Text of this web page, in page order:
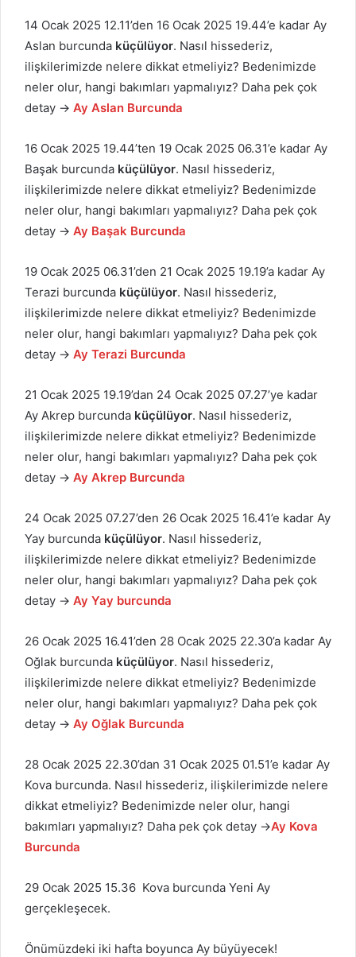
14 Ocak 2025 12.11’den 16 Ocak 2025 19.44’e kadar Ay
Aslan burcunda küçülüyor. Nasıl hissederiz,
ilişkilerimizde nelere dikkat etmeliyiz? Bedenimizde
neler olur, hangi bakımları yapmalıyız? Daha pek çok
detay → Ay Aslan Burcunda
16 Ocak 2025 19.44’ten 19 Ocak 2025 06.31’e kadar Ay
Başak burcunda küçülüyor. Nasıl hissederiz,
ilişkilerimizde nelere dikkat etmeliyiz? Bedenimizde
neler olur, hangi bakımları yapmalıyız? Daha pek çok
detay → Ay Başak Burcunda
19 Ocak 2025 06.31’den 21 Ocak 2025 19.19’a kadar Ay
Terazi burcunda küçülüyor. Nasıl hissederiz,
ilişkilerimizde nelere dikkat etmeliyiz? Bedenimizde
neler olur, hangi bakımları yapmalıyız? Daha pek çok
detay → Ay Terazi Burcunda
21 Ocak 2025 19.19’dan 24 Ocak 2025 07.27’ye kadar
Ay Akrep burcunda küçülüyor. Nasıl hissederiz,
ilişkilerimizde nelere dikkat etmeliyiz? Bedenimizde
neler olur, hangi bakımları yapmalıyız? Daha pek çok
detay → Ay Akrep Burcunda
24 Ocak 2025 07.27’den 26 Ocak 2025 16.41’e kadar Ay
Yay burcunda küçülüyor. Nasıl hissederiz,
ilişkilerimizde nelere dikkat etmeliyiz? Bedenimizde
neler olur, hangi bakımları yapmalıyız? Daha pek çok
detay → Ay Yay burcunda
26 Ocak 2025 16.41’den 28 Ocak 2025 22.30’a kadar Ay
Oğlak burcunda küçülüyor. Nasıl hissederiz,
ilişkilerimizde nelere dikkat etmeliyiz? Bedenimizde
neler olur, hangi bakımları yapmalıyız? Daha pek çok
detay → Ay Oğlak Burcunda
28 Ocak 2025 22.30’dan 31 Ocak 2025 01.51’e kadar Ay
Kova burcunda. Nasıl hissederiz, ilişkilerimizde nelere
dikkat etmeliyiz? Bedenimizde neler olur, hangi
bakımları yapmalıyız? Daha pek çok detay →Ay Kova
Burcunda
29 Ocak 2025 15.36 Kova burcunda Yeni Ay
gerçekleşecek.
Önümüzdeki iki hafta boyunca Ay büyüyecek!